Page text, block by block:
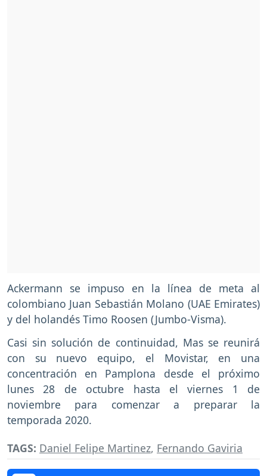
Ackermann se impuso en la línea de meta al
colombiano Juan Sebastián Molano (UAE Emirates)
y del holandés Timo Roosen (Jumbo-Visma).
Casi sin solución de continuidad, Mas se reunirá
con su nuevo equipo, el Movistar, en una
concentración en Pamplona desde el próximo
lunes 28 de octubre hasta el viernes 1 de
noviembre para comenzar a preparar la
temporada 2020.
TAGS: Daniel Felipe Martinez, Fernando Gaviria